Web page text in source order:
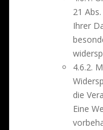
21
Ihrer
4.6.2.
die
Eine